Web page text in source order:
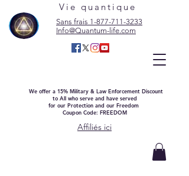
Vie quantique
Sans frais 1-877-711-3233
Info@Quantum-life.com
We offer a 15% Military & Law Enforcement Discount
to All who serve and have served
for our Protection and our Freedom
Coupon Code: FREEDOM
Affiliés ici